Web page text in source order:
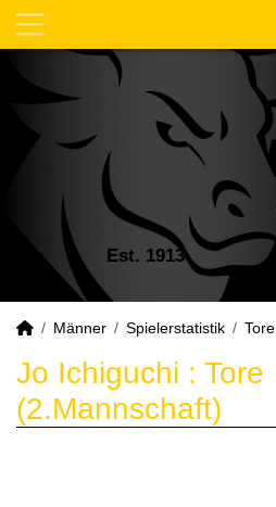
Est. 1913
Männer Spielerstatistik Tore
Jo Ichiguchi : Tore
(2.Mannschaft)